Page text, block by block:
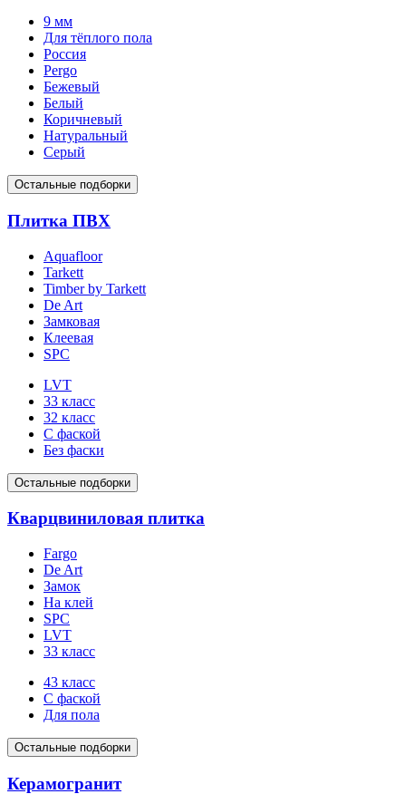
9 мм
Для тёплого пола
Россия
Pergo
Бежевый
Белый
Коричневый
Натуральный
Серый
Остальные подборки
Плитка ПВХ
Aquafloor
Tarkett
Timber by Tarkett
De Art
Замковая
Клеевая
SPC
LVT
33 класс
32 класс
С фаской
Без фаски
Остальные подборки
Кварцвиниловая плитка
Fargo
De Art
Замок
На клей
SPC
LVT
33 класс
43 класс
С фаской
Для пола
Остальные подборки
Керамогранит